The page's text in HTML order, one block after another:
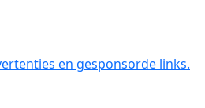
en gesponsorde links.